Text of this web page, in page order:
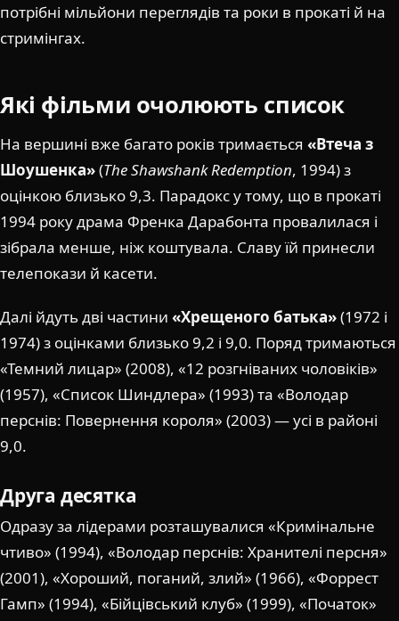
потрібні мільйони переглядів та роки в прокаті й на
стримінгах.
Які фільми очолюють список
На вершині вже багато років тримається «Втеча з
Шоушенка»(The Shawshank Redemption, 1994) з
оцінкою близько 9,3. Парадокс у тому, що в прокаті
1994 року драма Френка Дарабонта провалилася і
зібрала менше, ніж коштувала. Славу їй принесли
телепокази й касети.
Далі йдуть дві частини «Хрещеного батька»(1972 і
1974) з оцінками близько 9,2 і 9,0. Поряд тримаються
«Темний лицар» (2008), «12 розгніваних чоловіків»
(1957), «Список Шиндлера» (1993) та «Володар
перснів: Повернення короля» (2003) — усі в районі
9,0.
Друга десятка
Одразу за лідерами розташувалися «Кримінальне
чтиво» (1994), «Володар перснів: Хранителі персня»
(2001), «Хороший, поганий, злий» (1966), «Форрест
Гамп» (1994), «Бійцівський клуб» (1999), «Початок»